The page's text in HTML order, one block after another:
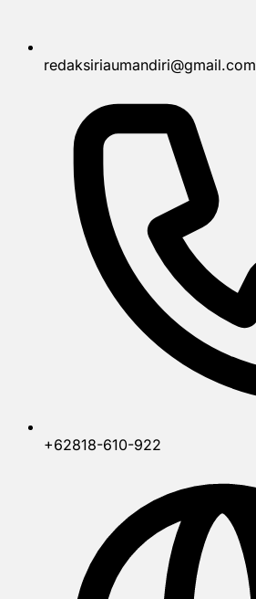
redaksiriaumandiri@gmail.com
+62818-610-922